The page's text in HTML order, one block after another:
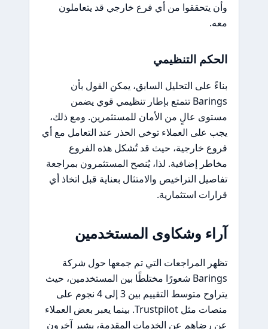
وأن يتحققوا من أي فرع خارجي قد يتعاملون
معه.
الحكم التنظيمي
بناءً على التحليل السابق، يمكن القول بأن
Barings تتمتع بإطار تنظيمي قوي يضمن
مستوى عالٍ من الأمان للمستثمرين. ومع ذلك،
يجب على العملاء توخي الحذر عند التعامل مع أي
فروع خارجية، حيث قد تُشكل هذه الفروع
مخاطر إضافية. لذا، يُنصح المستثمرون بمراجعة
تفاصيل التراخيص والامتثال بعناية قبل اتخاذ أي
قرارات استثمارية.
آراء وشكاوى المستخدمين
تظهر المراجعات التي تم جمعها حول شركة
Barings شعورًا مختلطًا بين المستخدمين، حيث
يتراوح متوسط التقييم بين 3 إلى 4 نجوم على
منصات مثل Trustpilot. بينما يعبر بعض العملاء
عن رضاهم عن الخدمات المقدمة، يشير آخرون